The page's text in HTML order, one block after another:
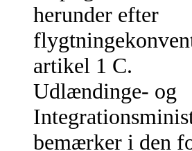
herunder efter
artikel 1 C.
Udlændinge- og
bemærker i den